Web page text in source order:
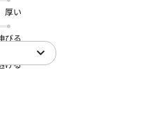
厚い
びる
ける